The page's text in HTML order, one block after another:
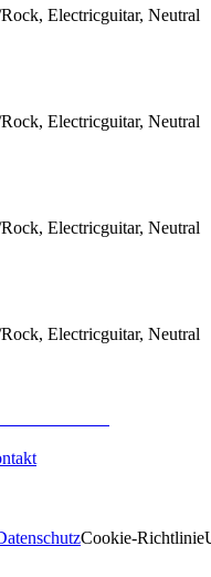
Electricguitar, Neutral
Electricguitar, Neutral
Electricguitar, Neutral
Electricguitar, Neutral
Cookie-Richtlinie